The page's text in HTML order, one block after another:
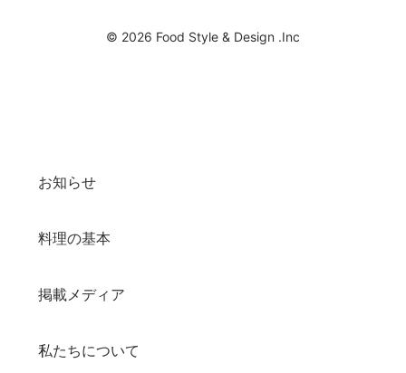
© 2026 Food Style & Design .Inc
お知らせ
料理の基本
掲載メディア
私たちについて